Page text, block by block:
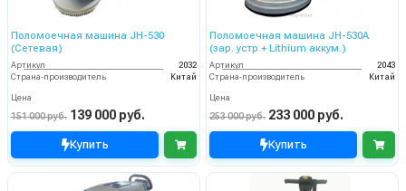
Поломоечная машина JH-530
(Сетевая)
Артикул
2032
Страна-производитель
Китай
Цена
151 000 руб. 139 000 руб.
Купить
Поломоечная машина JH-530A
(зар. устр + Lithium аккум.)
Артикул
2043
Страна-производитель
Китай
Цена
253 000 руб. 233 000 руб.
Купить